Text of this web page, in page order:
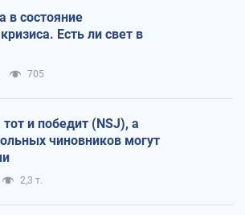
в состояние
Есть ли свет в
705
и победит (NSJ), а
чиновников могут
2,3 т.